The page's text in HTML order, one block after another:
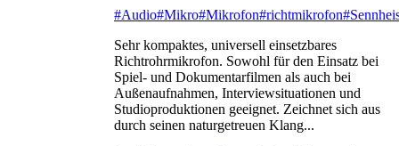
#Audio#Mikro#Mikrofon#richtmikrofon
Sehr kompaktes, universell einsetzbares
Richtrohrmikrofon. Sowohl für den Einsatz bei
Spiel- und Dokumentarfilmen als auch bei
Außenaufnahmen, Interviewsituationen und
Studioproduktionen geeignet. Zeichnet sich aus
durch seinen naturgetreuen Klang...